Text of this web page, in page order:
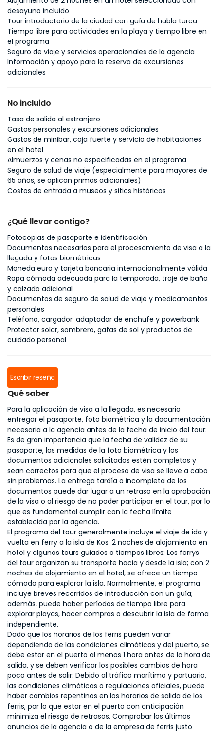
desayuno incluido
Tour introductorio de la ciudad con guía de habla turca
Tiempo libre para actividades en la playa y tiempo libre en
el programa
Seguro de viaje y servicios operacionales de la agencia
Información y apoyo para la reserva de excursiones
adicionales
No incluido
Tasa de salida al extranjero
Gastos personales y excursiones adicionales
Gastos de minibar, caja fuerte y servicio de habitaciones
en el hotel
Almuerzos y cenas no especificadas en el programa
Seguro de salud de viaje (especialmente para mayores de
65 años, se aplican primas adicionales)
Costos de entrada a museos y sitios históricos
¿Qué llevar contigo?
Fotocopias de pasaporte e identificación
Documentos necesarios para el procesamiento de visa a la
llegada y fotos biométricas
Moneda euro y tarjeta bancaria internacionalmente válida
Ropa cómoda adecuada para la temporada, traje de baño
y calzado adicional
Documentos de seguro de salud de viaje y medicamentos
personales
Teléfono, cargador, adaptador de enchufe y powerbank
Protector solar, sombrero, gafas de sol y productos de
cuidado personal
Escribir reseña
Qué saber
Para la aplicación de visa a la llegada, es necesario
entregar el pasaporte, foto biométrica y la documentación
necesaria a la agencia antes de la fecha de inicio del tour:
Es de gran importancia que la fecha de validez de su
pasaporte, las medidas de la foto biométrica y los
documentos adicionales solicitados estén completos y
sean correctos para que el proceso de visa se lleve a cabo
sin problemas. La entrega tardía o incompleta de los
documentos puede dar lugar a un retraso en la aprobación
de la visa o al riesgo de no poder participar en el tour, por lo
que es fundamental cumplir con la fecha límite
establecida por la agencia.
El programa del tour generalmente incluye el viaje de ida y
vuelta en ferry a la isla de Kos, 2 noches de alojamiento en
hotel y algunos tours guiados o tiempos libres: Los ferrys
del tour organizan su transporte hacia y desde la isla; con 2
noches de alojamiento en el hotel, se ofrece un tiempo
cómodo para explorar la isla. Normalmente, el programa
incluye breves recorridos de introducción con un guía;
además, puede haber períodos de tiempo libre para
explorar playas, hacer compras o descubrir la isla de forma
independiente.
Dado que los horarios de los ferris pueden variar
dependiendo de las condiciones climáticas y del puerto, se
debe estar en el puerto al menos 1 hora antes de la hora de
salida, y se deben verificar los posibles cambios de hora
poco antes de salir: Debido al tráfico marítimo y portuario,
las condiciones climáticas o regulaciones oficiales, puede
haber cambios repentinos en los horarios de salida de los
ferris, por lo que estar en el puerto con anticipación
minimiza el riesgo de retrasos. Comprobar los últimos
anuncios de la agencia o de la empresa de ferris justo